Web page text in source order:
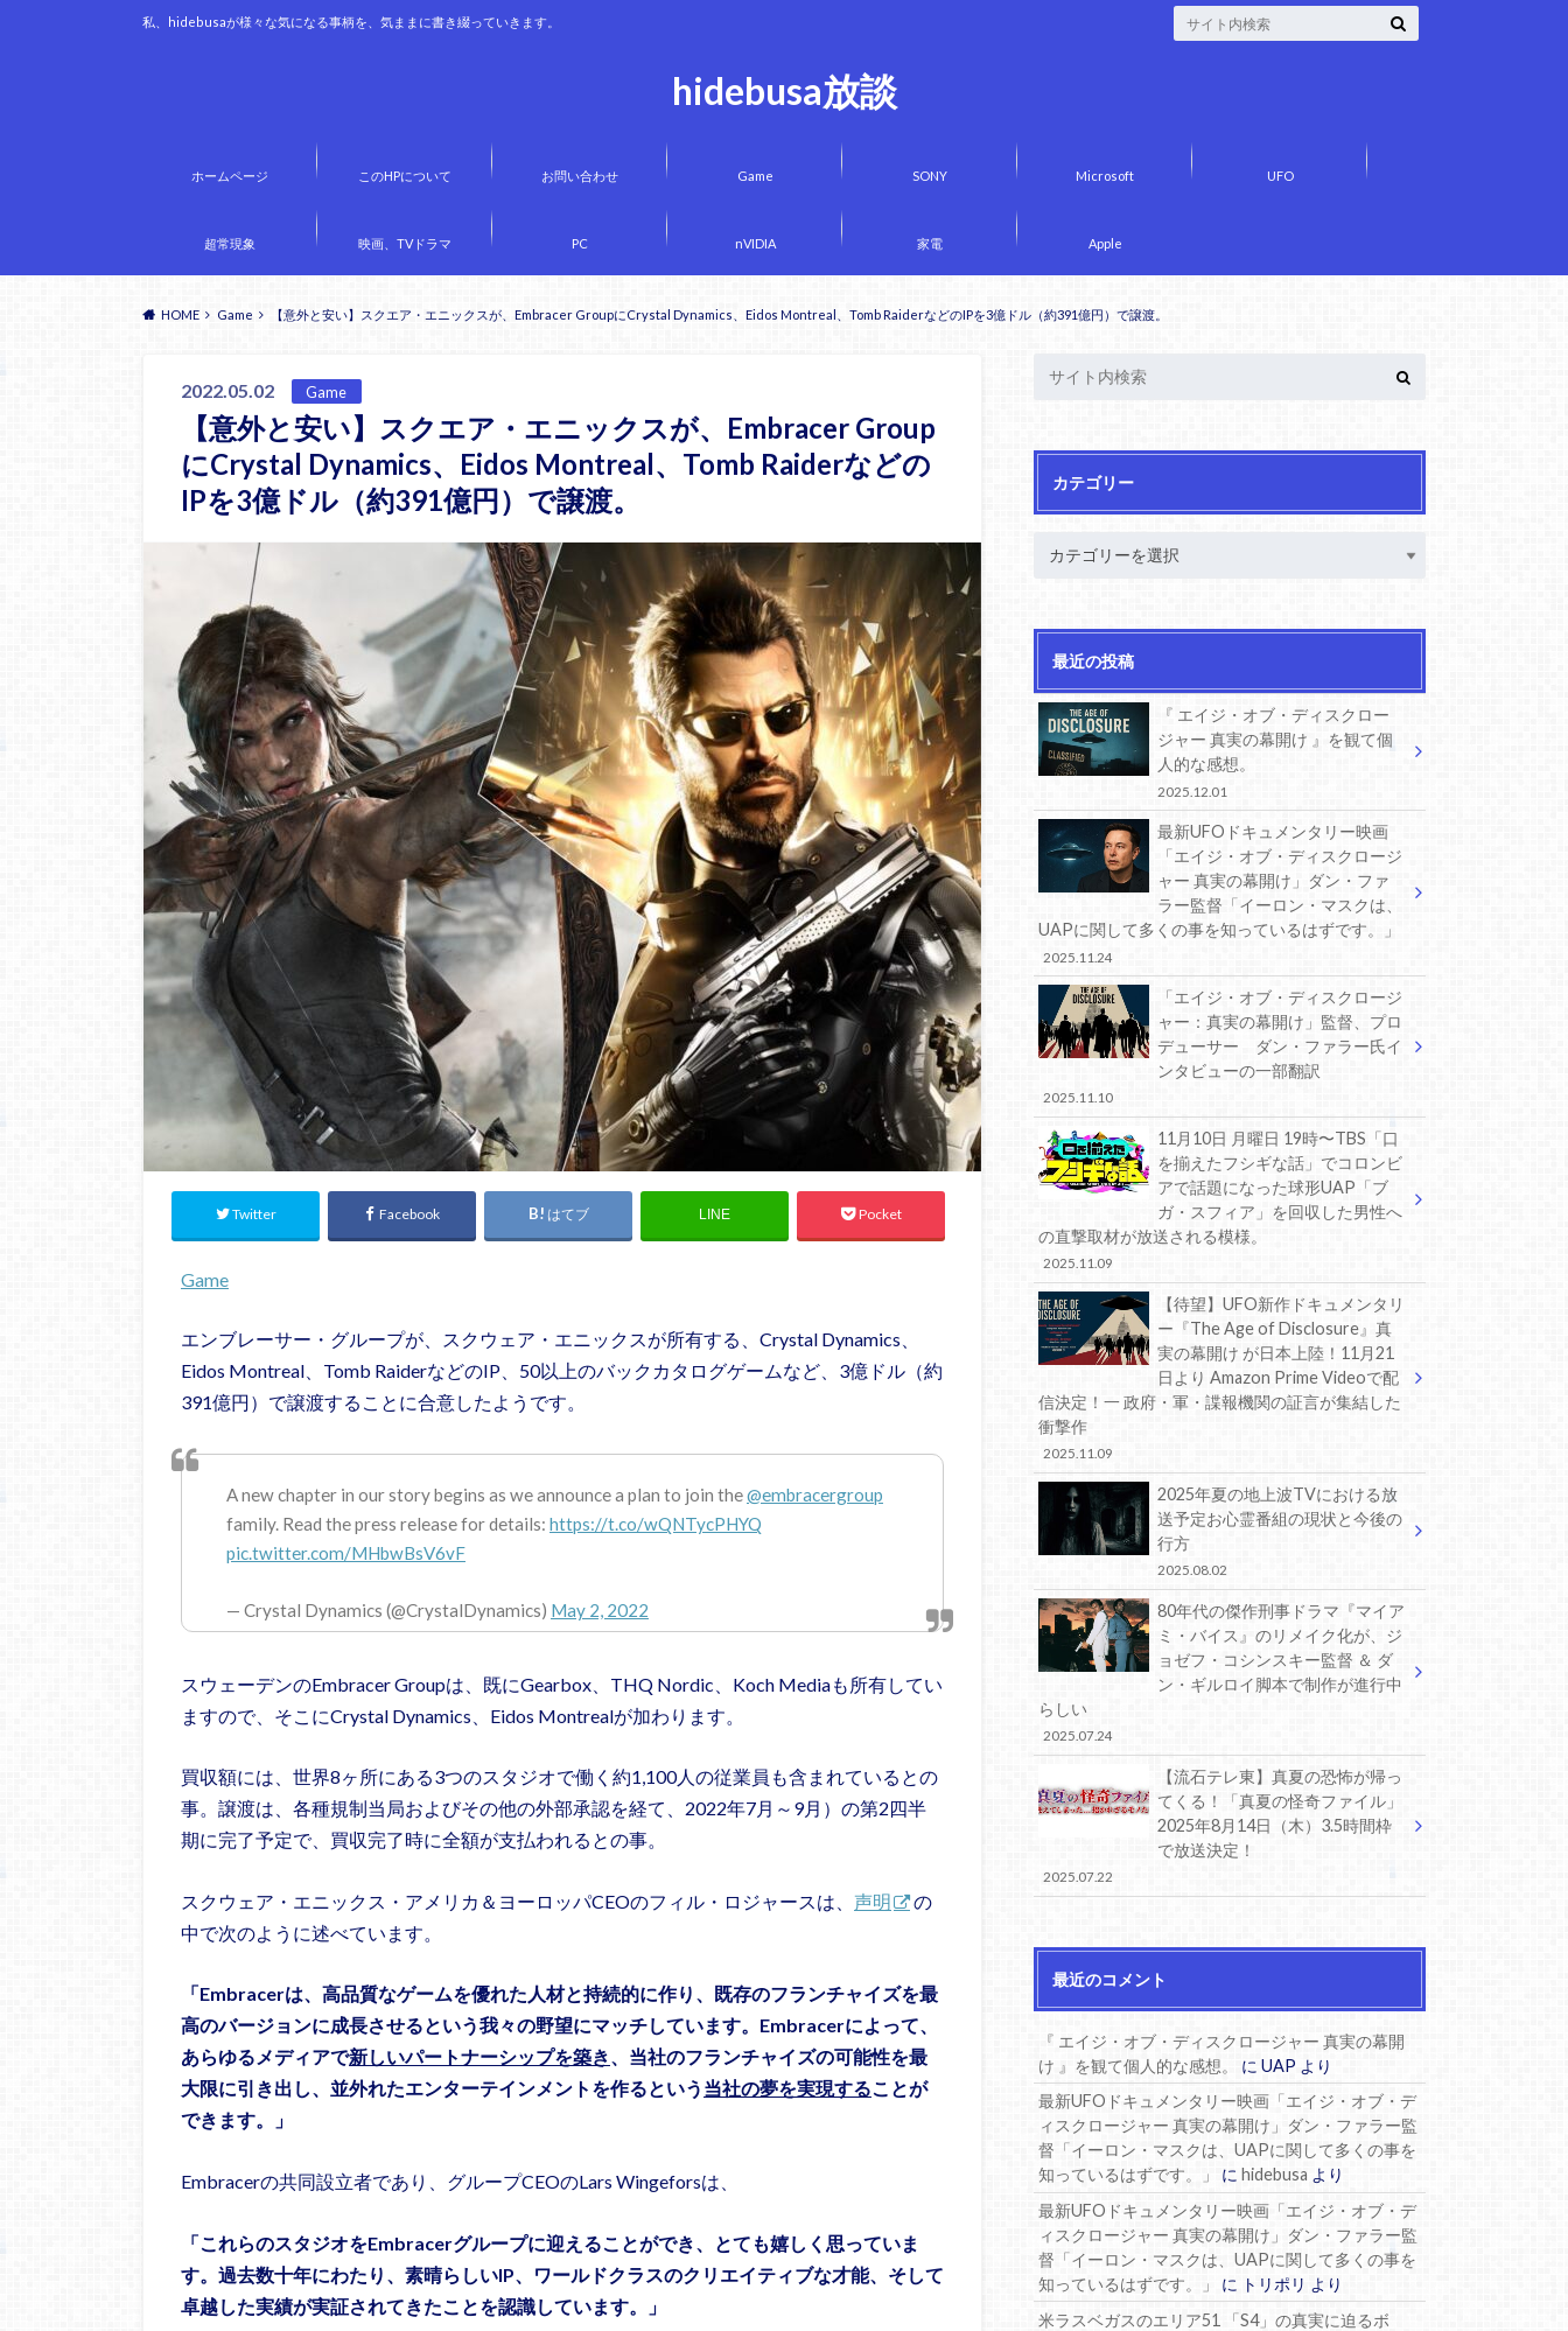
hidebusa放談
私、hidebusaが様々な気になる事柄を、気ままに書き綴っていきます。
ホームページ このHPについて お問い合わせ Game SONY Microsoft UFO
超常現象 映画、TVドラマ PC nVIDIA 家電 Apple
HOME Game 【意外と安い】スクエア・エニックスが、Embracer GroupにCrystal Dynamics、Eidos Montreal、Tomb RaiderなどのIPを3億ドル（約391億円）で譲渡。
2022.05.02 Game
【意外と安い】スクエア・エニックスが、Embracer Group
にCrystal Dynamics、Eidos Montreal、Tomb Raiderなどの
IPを3億ドル（約391億円）で譲渡。
Twitter Facebook はてブ LINE Pocket
Game
エンブレーサー・グループが、スクウェア・エニックスが所有する、Crystal Dynamics、
Eidos Montreal、Tomb RaiderなどのIP、50以上のバックカタログゲームなど、3億ドル（約
391億円）で譲渡することに合意したようです。
A new chapter in our story begins as we announce a plan to join the@embracergroup
family. Read the press release for details: https://t.co/wQNTycPHYQ
pic.twitter.com/MHbwBsV6vF
— Crystal Dynamics (@CrystalDynamics) May 2, 2022
スウェーデンのEmbracer Groupは、既にGearbox、THQ Nordic、Koch Mediaも所有してい
ますので、そこにCrystal Dynamics、Eidos Montrealが加わります。
買収額には、世界8ヶ所にある3つのスタジオで働く約1,100人の従業員も含まれているとの
事。譲渡は、各種規制当局およびその他の外部承認を経て、2022年7月～9月）の第2四半
期に完了予定で、買収完了時に全額が支払われるとの事。
スクウェア・エニックス・アメリカ＆ヨーロッパCEOのフィル・ロジャースは、 声明
の
中で次のように述べています。
「Embracerは、高品質なゲームを優れた人材と持続的に作り、既存のフランチャイズを最
高のバージョンに成長させるという我々の野望にマッチしています。Embracerによって、
あらゆるメディアで新しいパートナーシップを築き、当社のフランチャイズの可能性を最
大限に引き出し、並外れたエンターテインメントを作るという 当社の夢を実現することが
できます。」
Embracerの共同設立者であり、グループCEOのLars Wingeforsは、
「これらのスタジオをEmbracerグループに迎えることができ、とても嬉しく思っていま
す。過去数十年にわたり、素晴らしいIP、ワールドクラスのクリエイティブな才能、そして
卓越した実績が実証されてきたことを認識しています。」
カテゴリー
最近の投稿
『 エイジ・オブ・ディスクロー
ジャー 真実の幕開け 』を観て個
人的な感想。
2025.12.01
最新UFOドキュメンタリー映画
「エイジ・オブ・ディスクロージ
ャー 真実の幕開け」ダン・ファ
ラー監督「イーロン・マスクは、
UAPに関して多くの事を知っているはずです。」
2025.11.24
「エイジ・オブ・ディスクロージ
ャー：真実の幕開け」監督、プロ
デューサー ダン・ファラー氏イ
ンタビューの一部翻訳
2025.11.10
11月10日 月曜日 19時〜TBS「口
を揃えたフシギな話」でコロンビ
アで話題になった球形UAP「ブ
ガ・スフィア」を回収した男性へ
の直撃取材が放送される模様。
2025.11.09
【待望】UFO新作ドキュメンタリ
ー『The Age of Disclosure』真
実の幕開け が日本上陸！11月21
日より Amazon Prime Videoで配
信決定！一 政府・軍・諜報機関の証言が集結した
衝撃作
2025.11.09
2025年夏の地上波TVにおける放
送予定お心霊番組の現状と今後の
行方
2025.08.02
80年代の傑作刑事ドラマ『マイア
ミ・バイス』のリメイク化が、ジ
ョゼフ・コシンスキー監督 ＆ ダ
ン・ギルロイ脚本で制作が進行中
らしい
2025.07.24
【流石テレ東】真夏の恐怖が帰っ
てくる！「真夏の怪奇ファイル」
2025年8月14日（木）3.5時間枠
で放送決定！
2025.07.22
最近のコメント
『 エイジ・オブ・ディスクロージャー 真実の幕開
け 』を観て個人的な感想。
にUAP より
最新UFOドキュメンタリー映画「エイジ・オブ・デ
ィスクロージャー 真実の幕開け」ダン・ファラー監
督「イーロン・マスクは、UAPに関して多くの事を
知っているはずです。」
にhidebusa より
最新UFOドキュメンタリー映画「エイジ・オブ・デ
ィスクロージャー 真実の幕開け」ダン・ファラー監
督「イーロン・マスクは、UAPに関して多くの事を
知っているはずです。」
に トリポリ より
米ラスベガスのエリア51 「S4」の真実に迫るボ